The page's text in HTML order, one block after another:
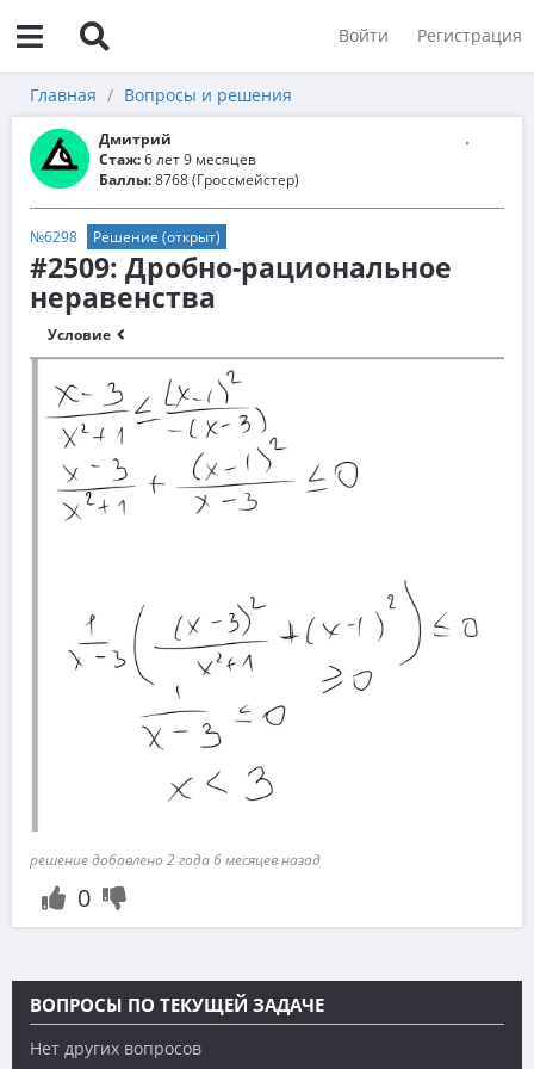
Войти Регистрация
Главная Вопросы и решения
Дмитрий
Стаж:6 лет 9 месяцев
Баллы:8768 (Гроссмейстер)
№6298 Решение (открыт)
#2509: Дробно-рациональное
неравенства
Условие
решение добавлено 2 года 6 месяцев назад
0
ВОПРОСЫ ПО ТЕКУЩЕЙ ЗАДАЧЕ
Нет других вопросов